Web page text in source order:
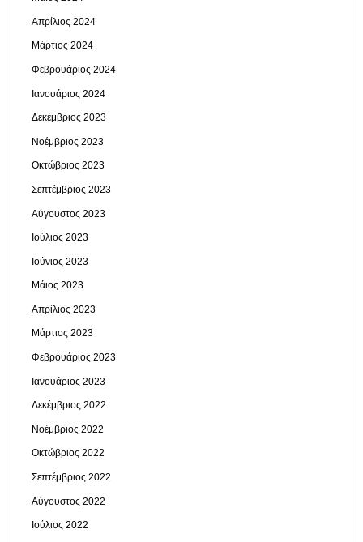
Απρίλιος 2024
Μάρτιος 2024
Φεβρουάριος 2024
Ιανουάριος 2024
Δεκέμβριος 2023
Νοέμβριος 2023
Οκτώβριος 2023
Σεπτέμβριος 2023
Αύγουστος 2023
Ιούλιος 2023
Ιούνιος 2023
Μάιος 2023
Απρίλιος 2023
Μάρτιος 2023
Φεβρουάριος 2023
Ιανουάριος 2023
Δεκέμβριος 2022
Νοέμβριος 2022
Οκτώβριος 2022
Σεπτέμβριος 2022
Αύγουστος 2022
Ιούλιος 2022